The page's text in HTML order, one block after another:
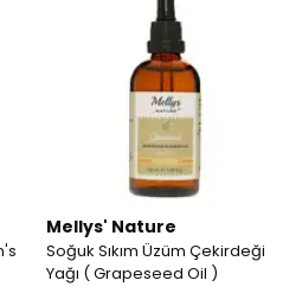
Mellys' Nature
Soğuk Sıkım Üzüm Çekirdeği
Yağı ( Grapeseed Oil )